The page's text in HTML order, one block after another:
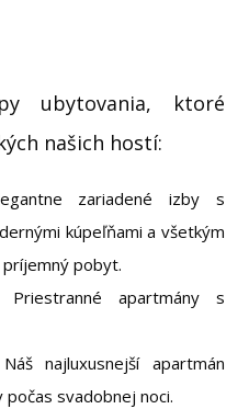
ubytovania, ktoré
našich hostí:
zariadené izby s
kúpeľňami a všetkým
pobyt.
Priestranné apartmány s
najluxusnejší apartmán
svadobnej noci.